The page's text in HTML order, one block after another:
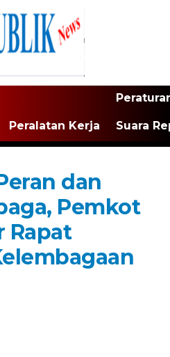
Peralatan Kerja Suara
dan
Pemkot
Rapat